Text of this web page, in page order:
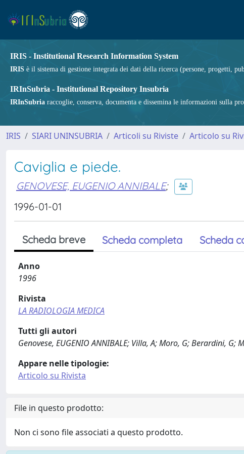
IRIS - Institutional Research Information System
IRIS è il sistema di gestione integrata dei dati della ricerca (persone, progetti,
IRInSubria - Institutional Repository Insubria
IRInSubria raccoglie, conserva, documenta e dissemina le informazioni sulla
IRIS SIARI UNINSUBRIA Articoli su Riviste Articolo su
Caviglia e piede.
GENOVESE, EUGENIO ANNIBALE;
1996-01-01
Scheda breve Scheda completa Scheda
Anno
1996
Rivista
LA RADIOLOGIA MEDICA
Tutti gli autori
Genovese, EUGENIO ANNIBALE; Villa, A; Moro, G; Berardini,
Appare nelle tipologie:
Articolo su Rivista
File in questo prodotto:
Non ci sono file associati a questo prodotto.